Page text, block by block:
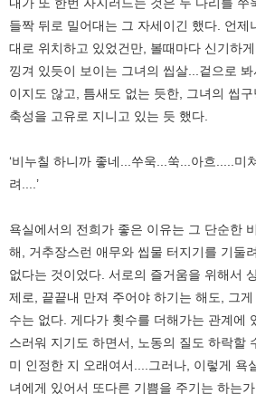
들짝 뒤로 밀어대는 그 자세이긴 했다. 언제
대로 위치하고 있었건만, 볼때마다 신기하
낑겨 있듯이 보이는 그녀의 씹살...겉으로
이지도 않고, 틈새도 없는 듯한, 그녀의 씹
축성을 고유로 지니고 있는 듯 했다.
‘비누칠 하니까 좋네...쑤욱...쑥...아흐.....미
려....’
욕실에서의 전희가 좋은 이유는 그 단순한
해, 거추장스런 애무와 씹물 터지기를 기둘
없다는 것이었다. 서로의 즐거움을 위해서
제로, 끝끝내 만져 주어야 하기는 해도, 그
수는 없다. 게다가 횟수를 더해가는 관계에
스러워 지기도 하면서, 노동의 질도 하락할
미 인정한 지 오래여서....그러나, 이렇게 욕
녀에게 있어서 또다른 기쁨을 주기는 하는가